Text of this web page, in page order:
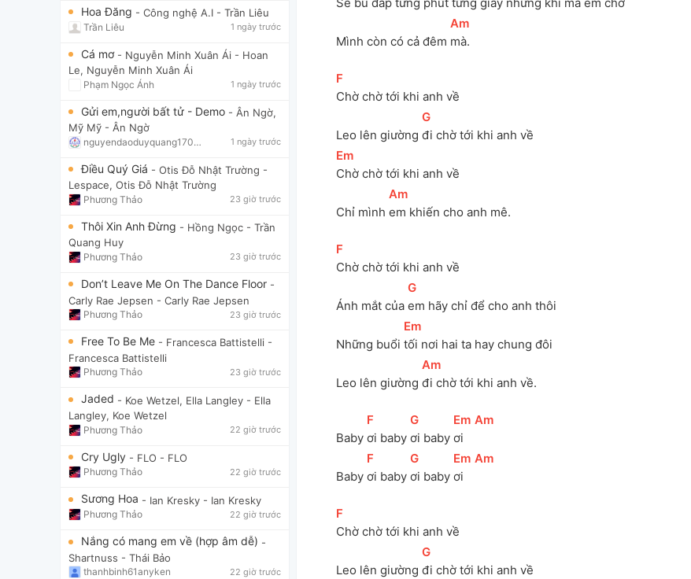
Hoa Đăng - Công nghệ A.I - Trần Liêu
Trần Liêu 1 ngày trước
Cá mơ - Nguyễn Minh Xuân Ái - Hoan
Le, Nguyễn Minh Xuân Ái
Phạm Ngọc Ánh 1 ngày trước
Gửi em,người bất tử - Demo - Ân Ngờ,
Mỹ Mỹ - Ân Ngờ
nguyendaoduyquang17021 1 ngày trước
Điều Quý Giá - Otis Đỗ Nhật Trường -
Lespace, Otis Đỗ Nhật Trường
Phương Thảo 23 giờ trước
Thôi Xin Anh Đừng - Hồng Ngọc - Trần
Quang Huy
Phương Thảo 23 giờ trước
Don’t Leave Me On The Dance Floor -
Carly Rae Jepsen - Carly Rae Jepsen
Phương Thảo 23 giờ trước
Free To Be Me - Francesca Battistelli -
Francesca Battistelli
Phương Thảo 23 giờ trước
Jaded - Koe Wetzel, Ella Langley - Ella
Langley, Koe Wetzel
Phương Thảo 22 giờ trước
Cry Ugly - FLO - FLO
Phương Thảo 22 giờ trước
Sương Hoa - Ian Kresky - Ian Kresky
Phương Thảo 22 giờ trước
Nắng có mang em về (hợp âm dễ) -
Shartnuss - Thái Bảo
thanhbinh61anyken 22 giờ trước
Mình còn có cả đêm
[
Am
mà.
[F
Chờ chờ tới khi anh về
Leo lên giường
[
G
đi chờ tới khi anh về
[Em
Chờ chờ tới khi anh về
Chỉ mình
[
Am
em khiến cho anh mê.
[F
Chờ chờ tới khi anh về
Ánh mắt của
[
G
em hãy chỉ để cho anh thôi
Những buổi
[Em
tối nơi hai ta hay chung đôi
Leo lên giường
[
Am
đi chờ tới khi anh về.
Baby
[F
ơi baby
[
G
ơi baby
[Em ]
ơi
[
Am
Baby
[F
ơi baby
[
G
ơi baby
[Em ]
ơi
[
Am
[F
Chờ chờ tới khi anh về
Leo lên giường
[
G
đi chờ tới khi anh về